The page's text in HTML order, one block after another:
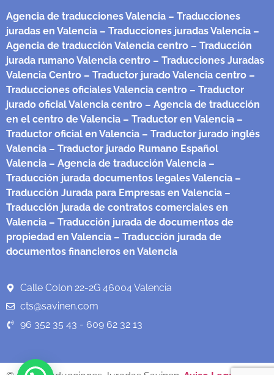
Agencia de traducciones Valencia – Traducciones
juradas en Valencia – Traducciones juradas Valencia –
Agencia de traducción Valencia centro – Traducción
jurada rumano Valencia centro – Traducciones Juradas
Valencia Centro – Traductor jurado Valencia centro –
Traducciones oficiales Valencia centro – Traductor
jurado oficial Valencia centro – Agencia de traducción
en el centro de Valencia – Traductor en Valencia –
Traductor oficial en Valencia – Traductor jurado inglés
Valencia – Traductor jurado Rumano Español
Valencia – Agencia de traducción Valencia –
Traducción jurada documentos legales Valencia –
Traducción Jurada para Empresas en Valencia –
Traducción jurada de contratos comerciales en
Valencia – Traducción jurada de documentos de
propiedad en Valencia – Traducción jurada de
documentos financieros en Valencia
Calle Colon 22-2G 46004 Valencia
cts@savinen.com
96 352 35 43 - 609 62 32 13